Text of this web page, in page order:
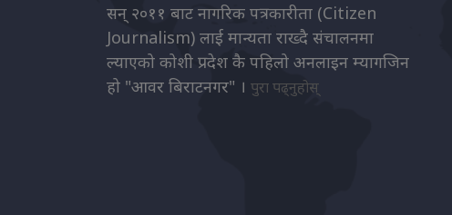
सन् २०११ बाट नागरिक पत्रकारीता (Citizen
Journalism) लाई मान्यता राख्दै संचालनमा
ल्याएको कोशी प्रदेश कै पहिलो अनलाइन म्यागजिन
हो "आवर बिराटनगर" । पुरा पढ्नुहोस्